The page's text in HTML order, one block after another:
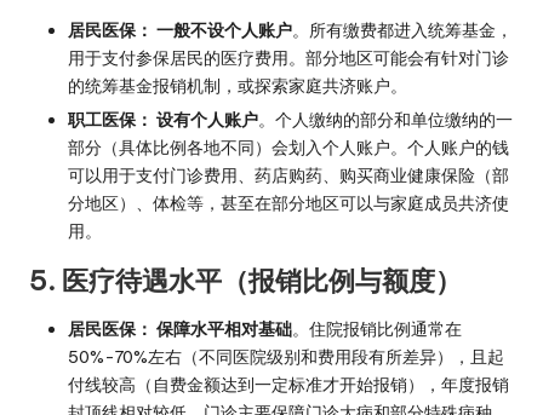
居民医保： 一般不设个人账户。所有缴费都进入统筹基金，
用于支付参保居民的医疗费用。部分地区可能会有针对门诊
的统筹基金报销机制，或探索家庭共济账户。
职工医保： 设有个人账户。个人缴纳的部分和单位缴纳的一
部分（具体比例各地不同）会划入个人账户。个人账户的钱
可以用于支付门诊费用、药店购药、购买商业健康保险（部
分地区）、体检等，甚至在部分地区可以与家庭成员共济使
用。
5. 医疗待遇水平（报销比例与额度）
居民医保： 保障水平相对基础。住院报销比例通常在
50%-70%左右（不同医院级别和费用段有所差异），且起
付线较高（自费金额达到一定标准才开始报销），年度报销